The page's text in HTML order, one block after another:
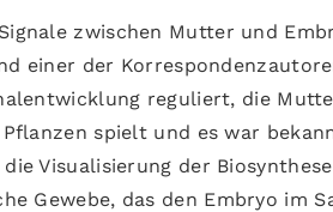
zwischen Mutter und
einer der
reguliert, die
spielt und es war
Visualisierung der
Gewebe, das den Embryo im